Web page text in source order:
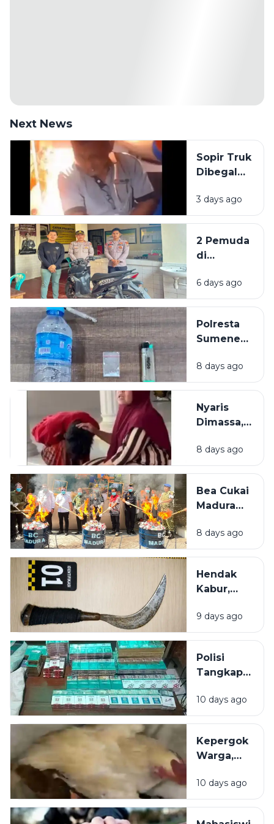
Next News
Sopir Truk
Dibegal
di Akses
Suramadu,
Bocor
Dibacok
3 days ago
2 Pemuda
di
Dibekuk
Polisi,
Curi Motor
6 days ago
Polresta
Sumenep
Warga
Mojokerto,
Simpan
Sabu di
8 days ago
Nyaris
Dimassa,
Rokok di
Bangkalan
Diselamatkan
Emak-Emak
8 days ago
Bea Cukai
Madura
21 Juta
Batang
Ilegal
dalam 6
8 days ago
Hendak
Kabur,
Pelaku
Penganiayaan
dibekuk di
Bus
9 days ago
Polisi
Tangkap
Toko
Pracangan
Giliyang
Sumenep
10 days ago
Kepergok
Warga,
Maling
Ayam di
10 days ago